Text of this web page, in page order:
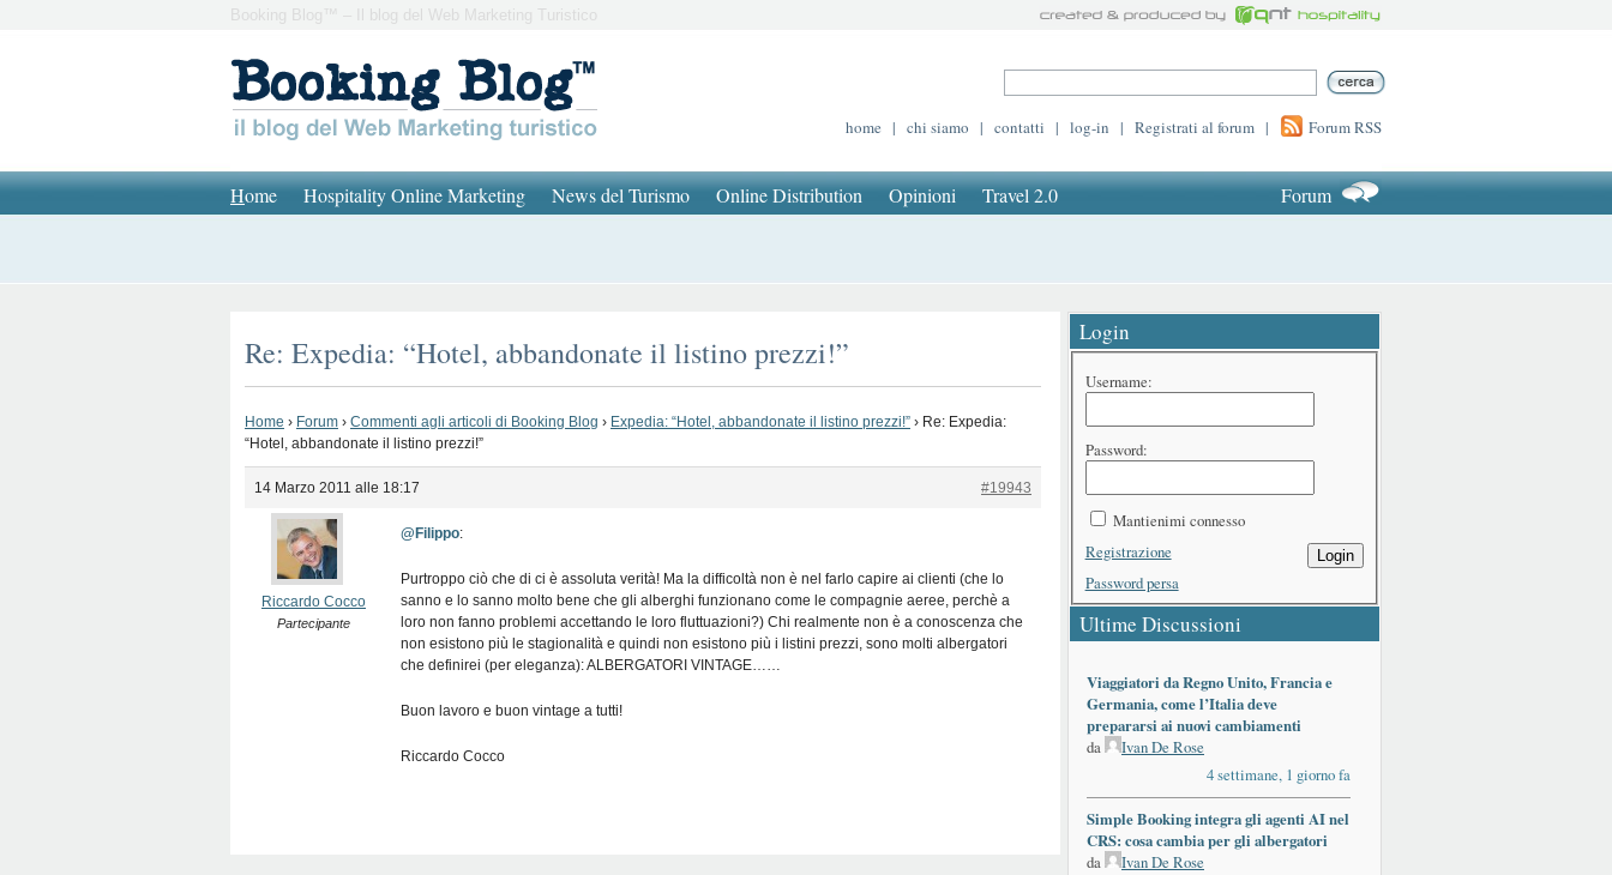
Booking Blog™ – Il blog del Web Marketing Turistico
home | chi siamo | contatti | log-in | Registrati al forum | Forum RSS
Home Hospitality Online Marketing News del Turismo Online Distribution Opinioni Travel 2.0 Forum
Re: Expedia: “Hotel, abbandonate il listino prezzi!”
Home › Forum › Commenti agli articoli di Booking Blog › Expedia: “Hotel, abbandonate il listino prezzi!” › Re: Expedia:
“Hotel, abbandonate il listino prezzi!”
14 Marzo 2011 alle 18:17 #19943
Riccardo Cocco
Partecipante
@Filippo:
Purtroppo ciò che di ci è assoluta verità! Ma la difficoltà non è nel farlo capire ai clienti (che lo
sanno e lo sanno molto bene che gli alberghi funzionano come le compagnie aeree, perchè a
loro non fanno problemi accettando le loro fluttuazioni?) Chi realmente non è a conoscenza che
non esistono più le stagionalità e quindi non esistono più i listini prezzi, sono molti albergatori
che definirei (per eleganza): ALBERGATORI VINTAGE……
Buon lavoro e buon vintage a tutti!
Riccardo Cocco
Login
Username:
Password:
Mantienimi connesso
Login
Registrazione
Password persa
Ultime Discussioni
Viaggiatori da Regno Unito, Francia e
Germania, come l’Italia deve
prepararsi ai nuovi cambiamenti
da
Ivan De Rose
4 settimane, 1 giorno fa
Simple Booking integra gli agenti AI nel
CRS: cosa cambia per gli albergatori
da
Ivan De Rose